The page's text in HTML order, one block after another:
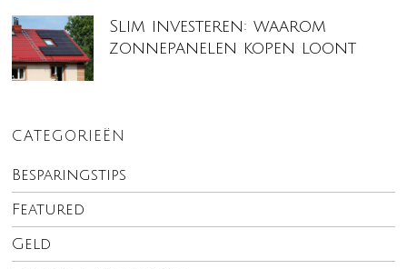
Slim investeren: waarom
zonnepanelen kopen loont
CATEGORIEËN
Besparingstips
Featured
Geld